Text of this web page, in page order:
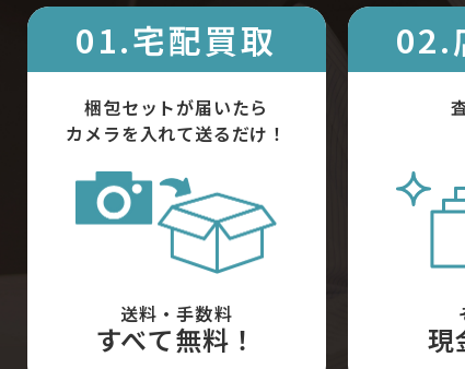
01.宅配買取
梱包セットが届いたら
カメラを入れて送るだけ！
送料・手数料
すべて無料！
02.
現